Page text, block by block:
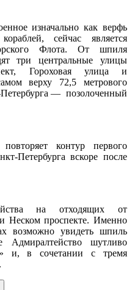
изначально как верфь
сейчас является
Флота. От шпиля
три центральные улицы
Гороховая улица и
верху 72,5 метрового
— позолоченный
контур первого
Петербурга вскоре после
на отходящих от
Неском проспекте. Именно
возможно увидеть шпиль
шутливо
и, в сочетании с тремя